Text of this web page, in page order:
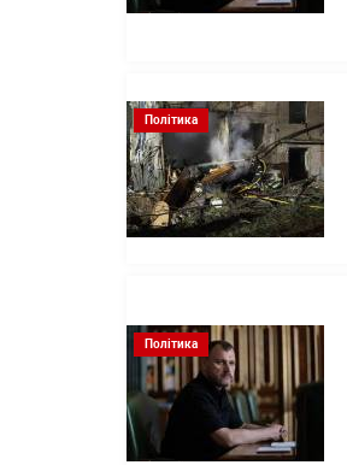
Політика
Політика